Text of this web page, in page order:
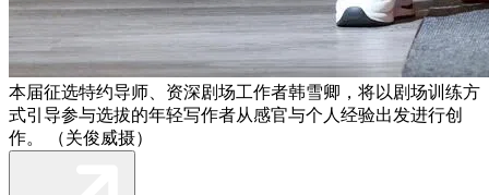
本届征选特约导师、资深剧场工作者韩雪卿，将以剧场训练方
式引导参与选拔的年轻写作者从感官与个人经验出发进行创
作。 （关俊威摄）